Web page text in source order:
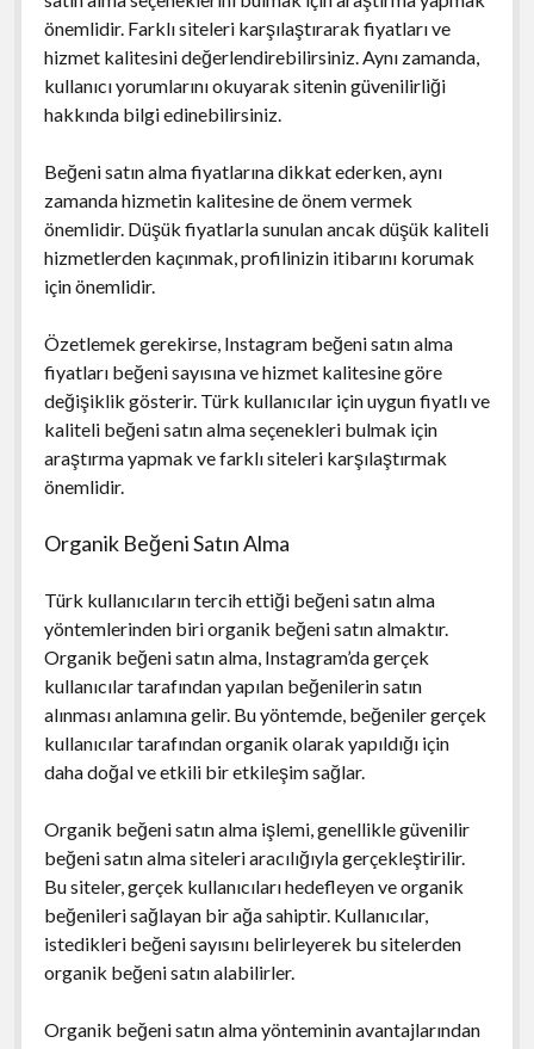
önemlidir. Farklı siteleri karşılaştırarak fiyatları ve
hizmet kalitesini değerlendirebilirsiniz. Aynı zamanda,
kullanıcı yorumlarını okuyarak sitenin güvenilirliği
hakkında bilgi edinebilirsiniz.
Beğeni satın alma fiyatlarına dikkat ederken, aynı
zamanda hizmetin kalitesine de önem vermek
önemlidir. Düşük fiyatlarla sunulan ancak düşük kaliteli
hizmetlerden kaçınmak, profilinizin itibarını korumak
için önemlidir.
Özetlemek gerekirse, Instagram beğeni satın alma
fiyatları beğeni sayısına ve hizmet kalitesine göre
değişiklik gösterir. Türk kullanıcılar için uygun fiyatlı ve
kaliteli beğeni satın alma seçenekleri bulmak için
araştırma yapmak ve farklı siteleri karşılaştırmak
önemlidir.
Organik Beğeni Satın Alma
Türk kullanıcıların tercih ettiği beğeni satın alma
yöntemlerinden biri organik beğeni satın almaktır.
Organik beğeni satın alma, Instagram’da gerçek
kullanıcılar tarafından yapılan beğenilerin satın
alınması anlamına gelir. Bu yöntemde, beğeniler gerçek
kullanıcılar tarafından organik olarak yapıldığı için
daha doğal ve etkili bir etkileşim sağlar.
Organik beğeni satın alma işlemi, genellikle güvenilir
beğeni satın alma siteleri aracılığıyla gerçekleştirilir.
Bu siteler, gerçek kullanıcıları hedefleyen ve organik
beğenileri sağlayan bir ağa sahiptir. Kullanıcılar,
istedikleri beğeni sayısını belirleyerek bu sitelerden
organik beğeni satın alabilirler.
Organik beğeni satın alma yönteminin avantajlarından